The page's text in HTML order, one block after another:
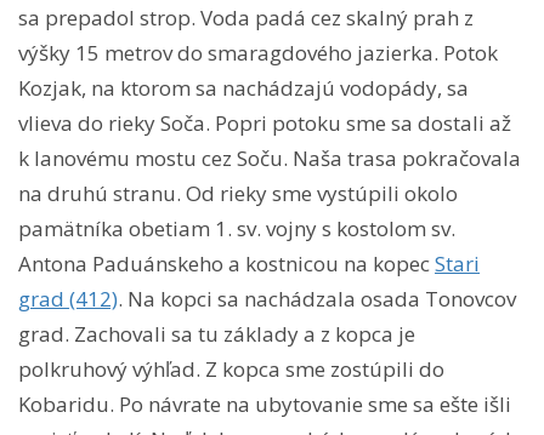
sa prepadol strop. Voda padá cez skalný prah z
výšky 15 metrov do smaragdového jazierka. Potok
Kozjak, na ktorom sa nachádzajú vodopády, sa
vlieva do rieky Soča. Popri potoku sme sa dostali až
k lanovému mostu cez Soču. Naša trasa pokračovala
na druhú stranu. Od rieky sme vystúpili okolo
pamätníka obetiam 1. sv. vojny s kostolom sv.
Antona Paduánskeho a kostnicou na kopecStari
grad (412). Na kopci sa nachádzala osada Tonovcov
grad. Zachovali sa tu základy a z kopca je
polkruhový výhľad. Z kopca sme zostúpili do
Kobaridu. Po návrate na ubytovanie sme sa ešte išli